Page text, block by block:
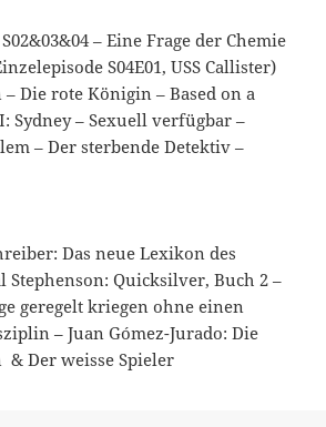
– Eine Frage der Chemie
S04E01, USS Callister)
– Die rote Königin – Based on a
Sydney – Sexuell verfügbar –
– Der sterbende Detektiv –
Das neue Lexikon des
Stephenson: Quicksilver, Buch 2 –
geregelt kriegen ohne einen
– Juan Gómez-Jurado: Die
Der weisse Spieler